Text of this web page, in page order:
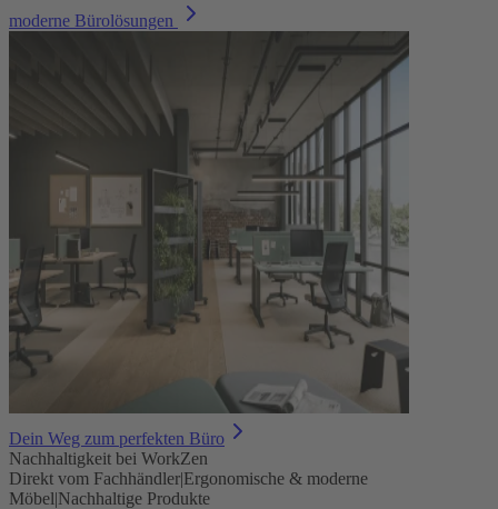
moderne Bürolösungen
Dein Weg zum perfekten Büro
Nachhaltigkeit bei WorkZen
Direkt vom Fachhändler|Ergonomische & moderne
Möbel|Nachhaltige Produkte